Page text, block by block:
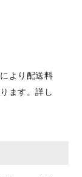
より配送料
ます。詳し